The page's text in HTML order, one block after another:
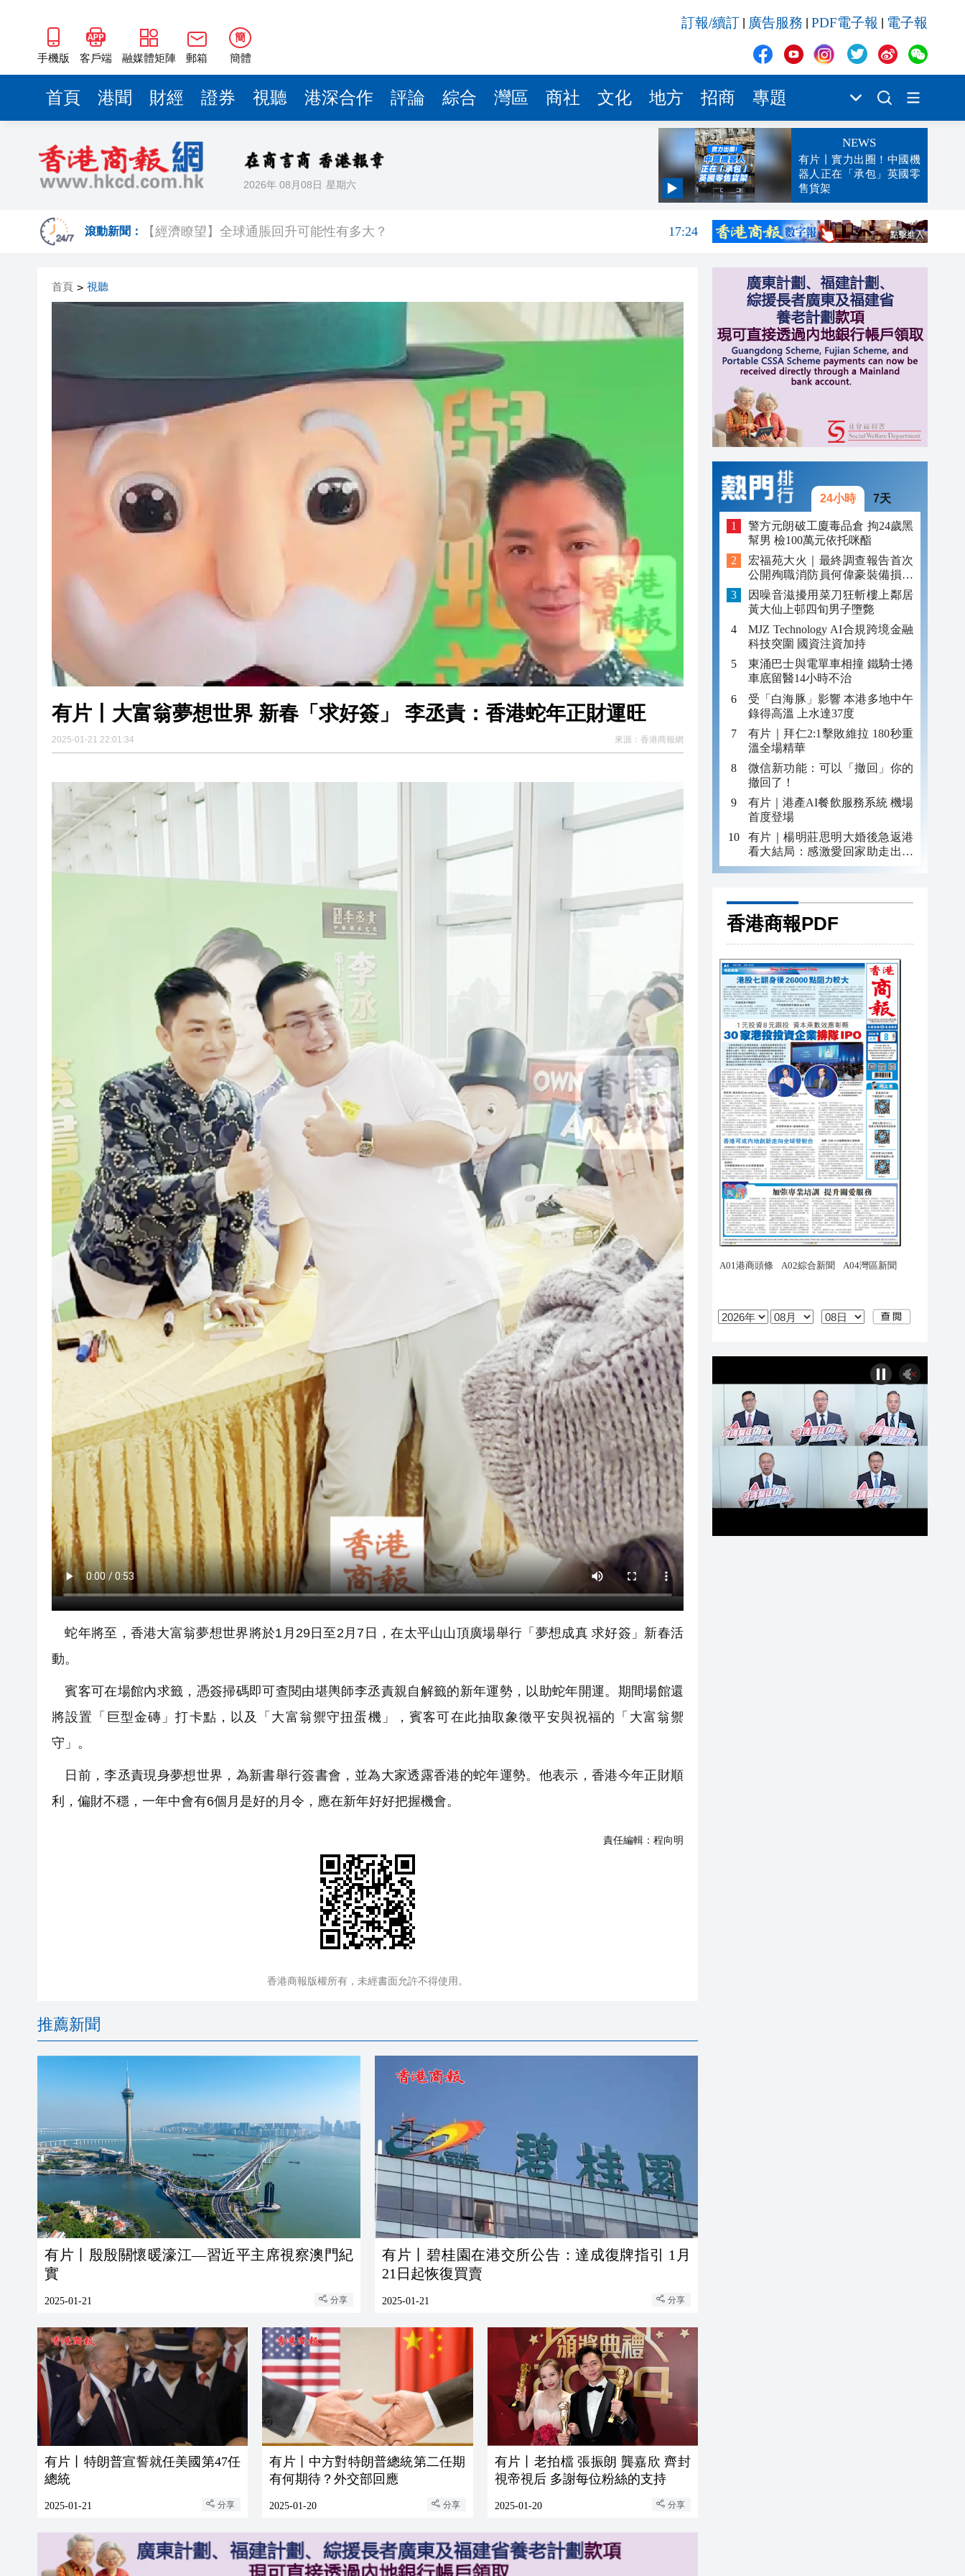
手機版 客戶端 融媒體矩陣 郵箱
簡
簡體
訂報/續訂 廣告服務 PDF電子報 電子報
首頁 港聞 財經 證券 視聽 港深合作 評論 綜合 灣區 商社 文化 地方 招商 專題
2026年 08月08日 星期六
NEWS
有片丨實力出圈！中國機
器人正在「承包」英國零
售貨架
滾動新聞：
17:56
【經濟瞭望】全球通脹回升可能性有多大？
17:24
16:54
【財通AH】勤浩醫藥「回血」再次遞表港股！營收暴漲1786倍背後：資不抵債，9.9億元對
賭壓頂
美媒：馬斯克拒絕讓烏克蘭用「星鏈」打擊俄境內目標
有片丨粵車南下沉浸式體驗指南
首頁 > 視聽
有片丨大富翁夢想世界 新春「求好簽」 李丞責：香港蛇年正財運旺
2025-01-21 22:01:34 來源： 香港商報網
蛇年將至，香港大富翁夢想世界將於1月29日至2月7日，在太平山山頂廣場舉行「夢想成真 求好簽」新春活
動。
賓客可在場館內求籤，憑簽掃碼即可查閱由堪輿師李丞責親自解籤的新年運勢，以助蛇年開運。期間場館還
將設置「巨型金磚」打卡點，以及「大富翁禦守扭蛋機」，賓客可在此抽取象徵平安與祝福的「大富翁禦
守」。
日前，李丞責現身夢想世界，為新書舉行簽書會，並為大家透露香港的蛇年運勢。他表示，香港今年正財順
利，偏財不穩，一年中會有6個月是好的月令，應在新年好好把握機會。
責任編輯： 程向明
香港商報版權所有，未經書面允許不得使用。
推薦新聞
有片丨殷殷關懷暖濠江—習近平主席視察澳門紀
實
2025-01-21 分享
有片丨碧桂園在港交所公告：達成復牌指引 1月
21日起恢復買賣
2025-01-21 分享
有片丨特朗普宣誓就任美國第47任
總統
2025-01-21 分享
有片丨中方對特朗普總統第二任期
有何期待？外交部回應
2025-01-20 分享
有片丨老拍檔 張振朗 龔嘉欣 齊封
視帝視后 多謝每位粉絲的支持
2025-01-20 分享
24小時 7天
警方元朗破工廈毒品倉 拘24歲黑
幫男 檢100萬元依托咪酯
宏福苑大火｜最終調查報告首次
公開殉職消防員何偉豪裝備損毀
照片
因噪音滋擾用菜刀狂斬樓上鄰居
黃大仙上邨四旬男子墮斃
MJZ Technology AI合規跨境金融
科技突圍 國資注資加持
東涌巴士與電單車相撞 鐵騎士捲
車底留醫14小時不治
受「白海豚」影響 本港多地中午
錄得高溫 上水達37度
有片｜拜仁2:1擊敗維拉 180秒重
溫全場精華
微信新功能：可以「撤回」你的
撤回了！
有片｜港產AI餐飲服務系統 機場
首度登場
有片｜楊明莊思明大婚後急返港
看大結局：感激愛回家助走出低
谷 不捨大家庭
香港商報PDF